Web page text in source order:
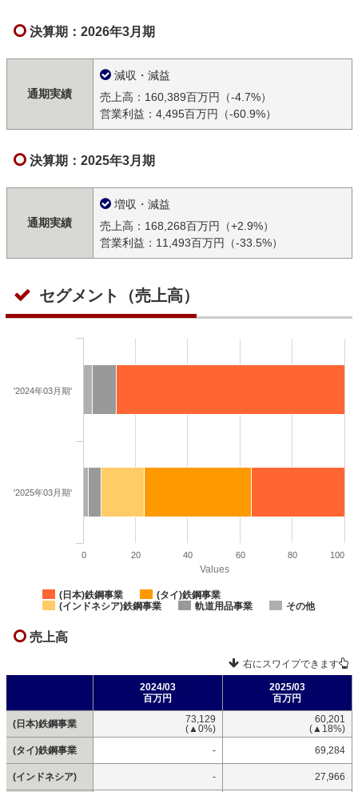
決算期：2026年3月期
通期実績
減収・減益
売上高：160,389百万円（-4.7%）
営業利益：4,495百万円（-60.9%）
決算期：2025年3月期
通期実績
増収・減益
売上高：168,268百万円（+2.9%）
営業利益：11,493百万円（-33.5%）
セグメント（売上高）
Values
(日本)鉄鋼事業
(タイ)鉄鋼事業
(インドネシア)鉄鋼事業
軌道用品事業 その他
'2024年03月期'
'2025年03月期'
0 20 40 60 80 100
売上高
右にスワイプできます
2024/03
百万円
2025/03
百万円
(日本)鉄鋼事業
73,129
(▲0%)
60,201
(▲18%)
(タイ)鉄鋼事業
- 69,284
(インドネシア) - 27,966